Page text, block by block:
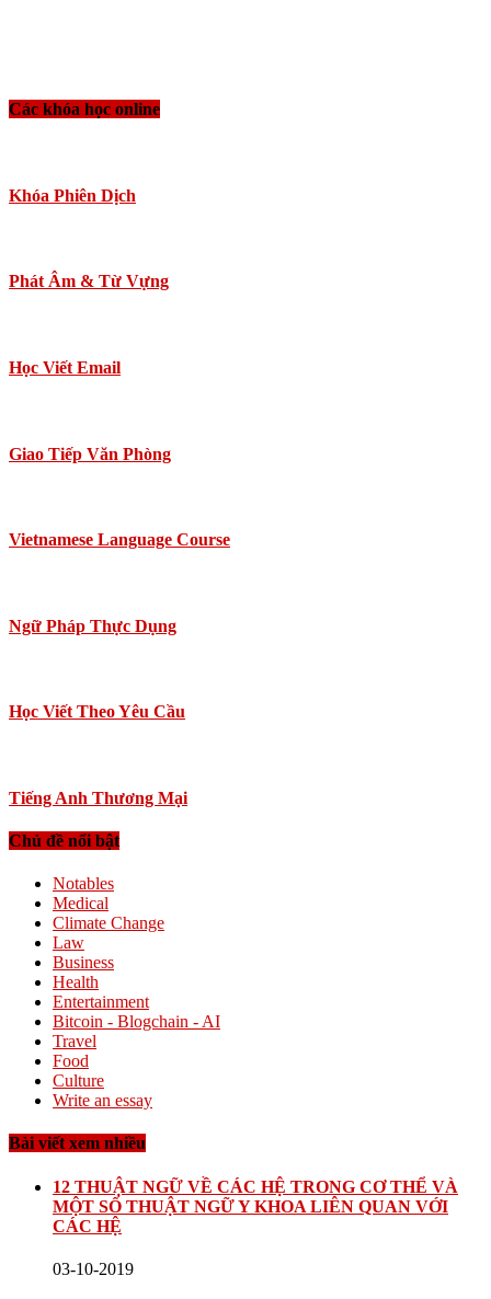
Các khóa học online
Khóa Phiên Dịch
Phát Âm & Từ Vựng
Học Viết Email
Giao Tiếp Văn Phòng
Vietnamese Language Course
Ngữ Pháp Thực Dụng
Học Viết Theo Yêu Cầu
Tiếng Anh Thương Mại
Chủ đề nổi bật
Notables
Medical
Climate Change
Law
Business
Health
Entertainment
Bitcoin - Blogchain - AI
Travel
Food
Culture
Write an essay
Bài viết xem nhiều
12 THUẬT NGỮ VỀ CÁC HỆ TRONG CƠ THỂ VÀ
MỘT SỐ THUẬT NGỮ Y KHOA LIÊN QUAN VỚI
CÁC HỆ
03-10-2019